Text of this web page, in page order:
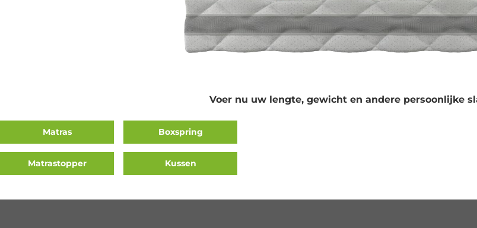
Voer nu uw lengte, gewicht en andere persoonlijke
Matras Boxspring
Matrastopper Kussen